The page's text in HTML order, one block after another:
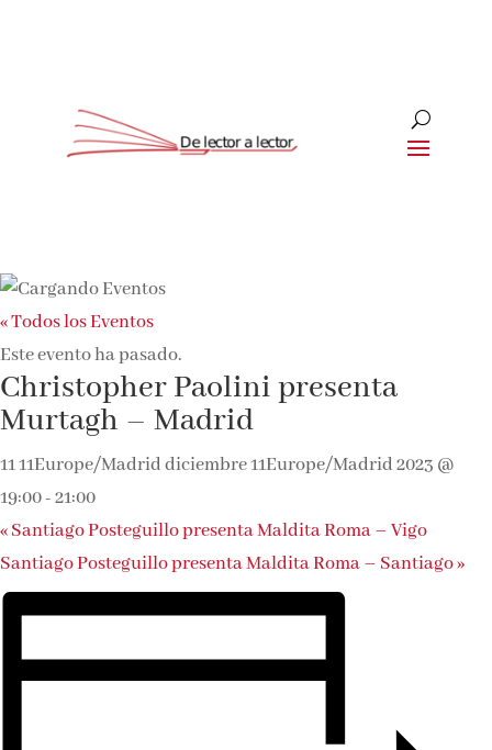
« Todos los Eventos
Este evento ha pasado.
Christopher Paolini presenta
Murtagh – Madrid
11 11Europe/Madrid diciembre 11Europe/Madrid 2023 @
19:00-21:00
«Santiago Posteguillo presenta Maldita Roma – Vigo
Santiago Posteguillo presenta Maldita Roma – Santiago»